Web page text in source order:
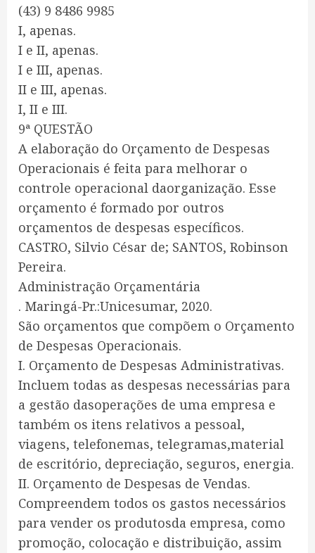
(43) 9 8486 9985
I, apenas.
I e II, apenas.
I e III, apenas.
II e III, apenas.
I, II e III.
9ª QUESTÃO
A elaboração do Orçamento de Despesas
Operacionais é feita para melhorar o
controle operacional daorganização. Esse
orçamento é formado por outros
orçamentos de despesas específicos.
CASTRO, Silvio César de; SANTOS, Robinson
Pereira.
Administração Orçamentária
. Maringá-Pr.:Unicesumar, 2020.
São orçamentos que compõem o Orçamento
de Despesas Operacionais.
I. Orçamento de Despesas Administrativas.
Incluem todas as despesas necessárias para
a gestão dasoperações de uma empresa e
também os itens relativos a pessoal,
viagens, telefonemas, telegramas,material
de escritório, depreciação, seguros, energia.
II. Orçamento de Despesas de Vendas.
Compreendem todos os gastos necessários
para vender os produtosda empresa, como
promoção, colocação e distribuição, assim